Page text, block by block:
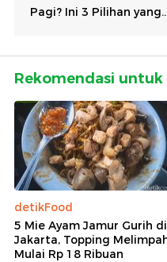
Rekomendasi untuk
detikFood
5 Mie Ayam Jamur Gurih di
Jakarta, Topping
Mulai Rp 18 Ribuan